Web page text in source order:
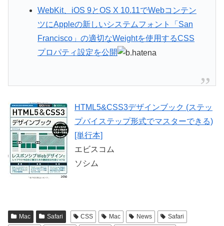
WebKit、iOS 9とOS X 10.11でWebコンテン
ツにAppleの新しいシステムフォント「San
Francisco」の適切なWeightを使用するCSS
プロパティ設定を公開
HTML5&CSS3デザインブック (ステッ
プバイステップ形式でマスターできる)
[単行本]
エビスコム
ソシム
Mac Safari CSS Mac News
Safari